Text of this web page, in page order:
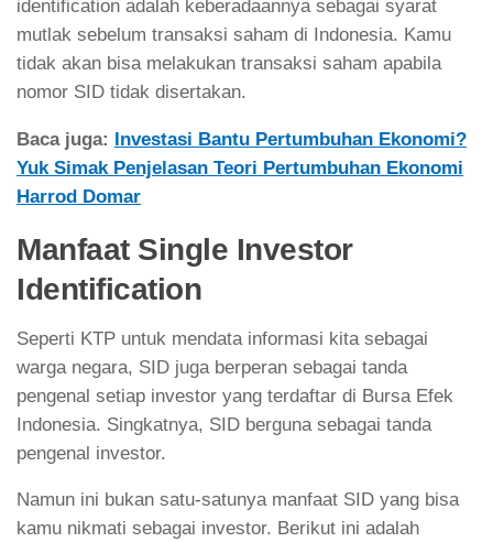
identification adalah keberadaannya sebagai syarat
mutlak sebelum transaksi saham di Indonesia. Kamu
tidak akan bisa melakukan transaksi saham apabila
nomor SID tidak disertakan.
Baca juga: Investasi Bantu Pertumbuhan Ekonomi?
Yuk Simak Penjelasan Teori Pertumbuhan Ekonomi
Harrod Domar
Manfaat Single Investor
Identification
Seperti KTP untuk mendata informasi kita sebagai
warga negara, SID juga berperan sebagai tanda
pengenal setiap investor yang terdaftar di Bursa Efek
Indonesia. Singkatnya, SID berguna sebagai tanda
pengenal investor.
Namun ini bukan satu-satunya manfaat SID yang bisa
kamu nikmati sebagai investor. Berikut ini adalah